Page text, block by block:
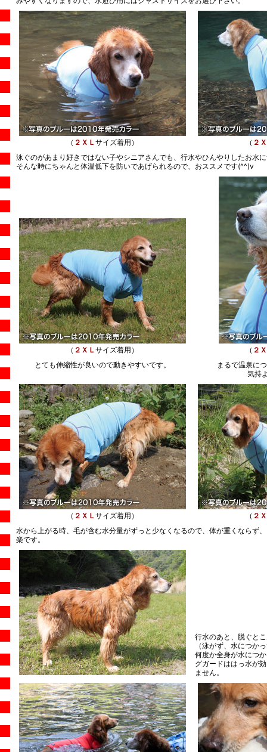
（ ２ＸＬ サイズ着用） （ ２
泳ぐのがあまり好きではない子やシニアさんでも、行水やひんやりしたお水
そんな時にちゃんと体温低下を防いであげられるので、おススメです(^^)v
（ ２ＸＬ サイズ着用） （ ２
とても伸縮性が良いので動きやすいです。
まるで温泉に
気持
（ ２ＸＬ サイズ着用） （ ２
水から上がる時、毛が含む水分量がずっと少なくなるので、体が重くならず
楽です。
行水のあと、脱ぐと
（泳がず、水につか
何度か全身が水につ
グガードははっ水が
ません。